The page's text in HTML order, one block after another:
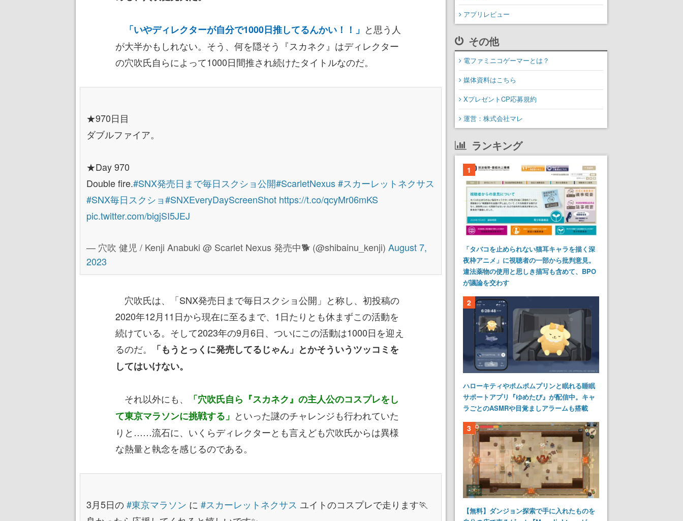
「いやディレクターが自分で1000日推してるんかい！！」 と思う人
が大半かもしれない。そう、何を隠そう『スカネク』はディレクター
の穴吹氏自らによって1000日間推され続けたタイトルなのだ。
★970日目
ダブルファイア。
★Day 970
Double fire.#SNX発売日まで毎日スクショ公開#ScarletNexus#スカーレットネクサス
#SNX毎日スクショ#SNXEveryDayScreenShot https://t.co/qcyMr06mKS
pic.twitter.com/bigjSI5JEJ
— 穴吹 健児 / Kenji Anabuki @ Scarlet Nexus 発売中🐕 (@shibainu_kenji) August 7,
2023
穴吹氏は、「SNX発売日まで毎日スクショ公開」と称し、初投稿の
2020年12月11日から現在に至るまで、1日たりとも休まずこの活動を
続けている。そして2023年の9月6日、ついにこの活動は1000日を迎え
るのだ。
「もうとっくに発売してるじゃん」とかそういうツッコミを
してはいけない。
それ以外にも、
「穴吹氏自ら『スカネク』の主人公のコスプレをし
て東京マラソンに挑戦する」 といった謎のチャレンジも行われていた
りと……流石に、いくらディレクターとも言えども穴吹氏からは異様
な熱量と執念を感じるのである。
3月5日の#東京マラソン に #スカーレットネクサス ユイトのコスプレで走ります🏃
アプリレビュー
その他
電ファミニコゲーマーとは？
媒体資料はこちら
XプレゼントCP応募規約
運営：株式会社マレ
ランキング
1
「タバコを止められない猫耳キャラを描く深
夜枠アニメ」に視聴者の一部から批判意見。
違法薬物の使用と思しき描写も含めて、BPO
が議論を交わす
2
ハローキティやポムポムプリンと眠れる睡眠
サポートアプリ『ゆめたび』が配信中。キャ
ラごとのASMRや目覚ましアラームも搭載
3
【無料】ダンジョン探索で手に入れたものを